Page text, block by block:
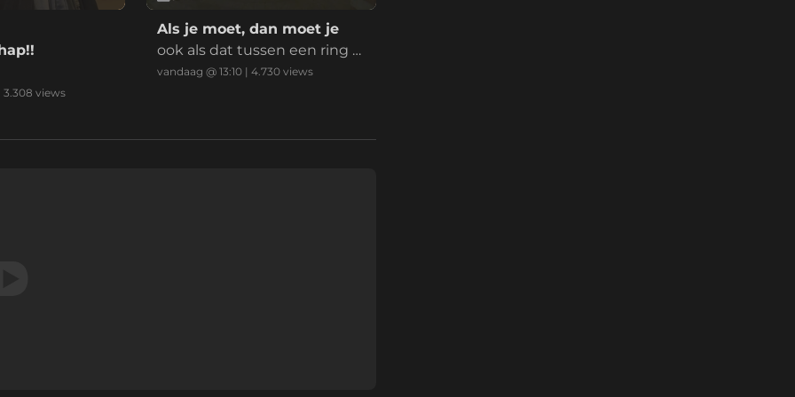
3.308 views
Als je moet, dan moet je
ook als dat tussen een ring d
eurbel en beveiligingscamer
vandaag @ 13:10 |4.730 views